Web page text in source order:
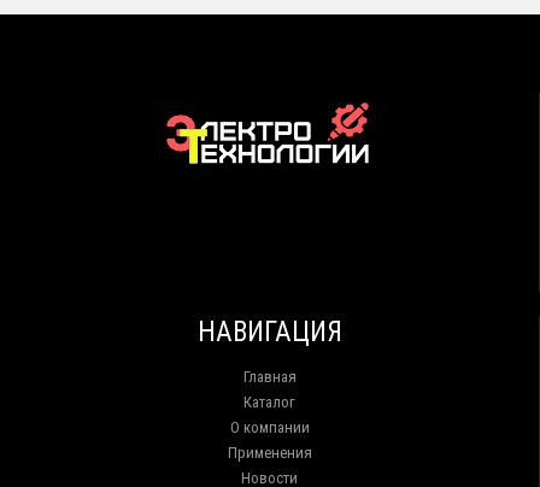
НАВИГАЦИЯ
Главная
Каталог
О компании
Применения
Новости